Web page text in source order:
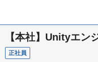
【本社】Unityエン
正社員